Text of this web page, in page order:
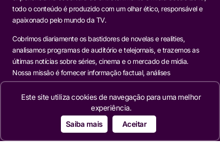
todo o conteúdo é produzido com um olhar ético, responsável e
apaixonado pelo mundo da TV.
Cobrimos diariamente os bastidores de novelas e realities,
analisamos programas de auditório e telejornais, e trazemos as
últimas notícias sobre séries, cinema e o mercado de mídia.
Nossa missão é fornecer informação factual, análises
aprofundadas e reportagens exclusivas para os leitores que
buscam mais do que o óbvio.
TELEVISÃO
Este site utiliza cookies de navegação para uma melhor
experiência.
Saiba mais
Aceitar